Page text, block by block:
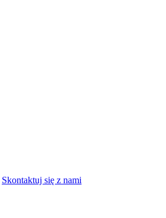
Skontaktuj się z nami